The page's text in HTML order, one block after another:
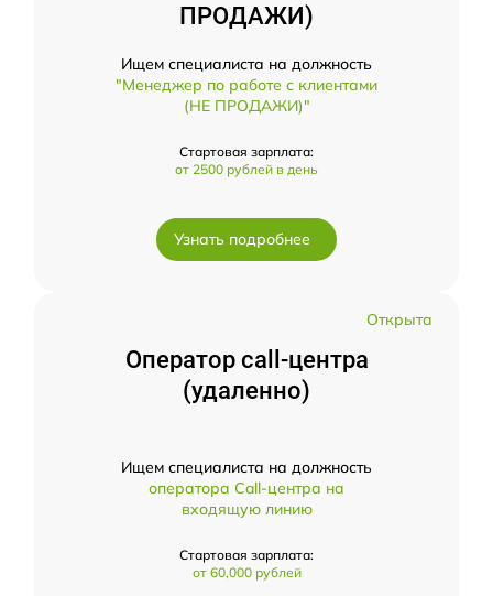
ПРОДАЖИ)
Ищем специалиста на должность
"Менеджер по работе с клиентами
(НЕ ПРОДАЖИ)"
Стартовая зарплата:
от 2500 рублей в день
Узнать подробнее
Открыта
Оператор call-центра
(удаленно)
Ищем специалиста на должность
оператора Call-центра на
входящую линию
Стартовая зарплата:
от 60,000 рублей